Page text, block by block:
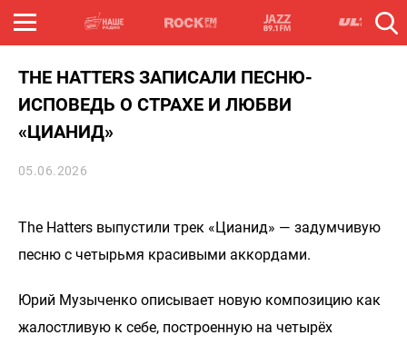
THE HATTERS ЗАПИСАЛИ ПЕСНЮ-
ИСПОВЕДЬ О СТРАХЕ И ЛЮБВИ
«ЦИАНИД»
05.06.2026
The Hatters выпустили трек «Цианид» — задумчивую
песню с четырьмя красивыми аккордами.
Юрий Музыченко описывает новую композицию как
жалостливую к себе, построенную на четырёх